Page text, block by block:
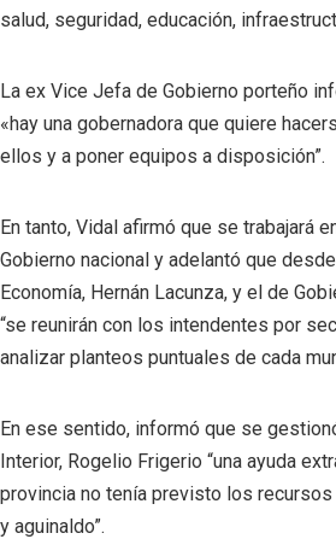
salud, seguridad, educación,
La ex Vice Jefa de Gobierno porteño
«hay una gobernadora que quiere
ellos y a poner equipos a disposición”.
En tanto, Vidal afirmó que se trabajará
Gobierno nacional y adelantó que
Economía, Hernán Lacunza, y el de
“se reunirán con los intendentes por
analizar planteos puntuales de cada
En ese sentido, informó que se
Interior, Rogelio Frigerio “una ayuda
provincia no tenía previsto los
y aguinaldo”.